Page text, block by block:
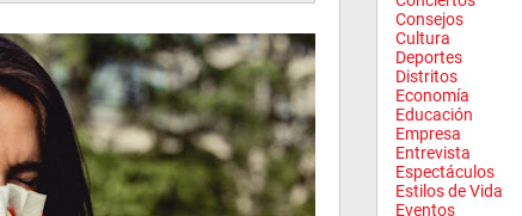
Consejos
Cultura
Deportes
Distritos
Economía
Educación
Empresa
Entrevista
Espectáculos
Estilos de Vida
Eventos